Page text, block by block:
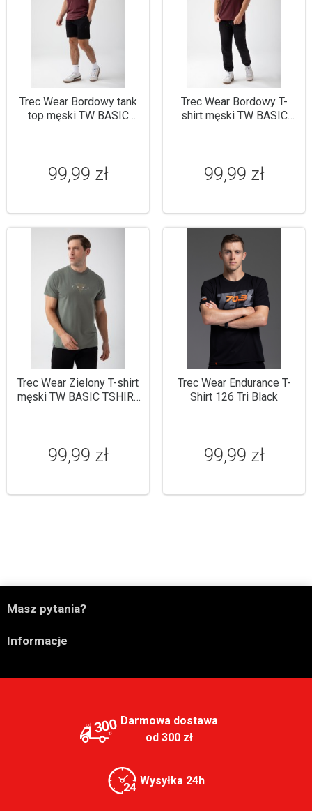
Trec Wear Bordowy tank
top męski TW BASIC
99,99 zł
Trec Wear Bordowy T-
shirt męski TW BASIC
99,99 zł
Trec Wear Zielony T-shirt
męski TW BASIC TSHIRT
99,99 zł
Trec Wear Endurance T-
Shirt 126 Tri Black
99,99 zł
Masz pytania?
Informacje
300 Darmowa dostawa
od 300 zł
Wysyłka 24h